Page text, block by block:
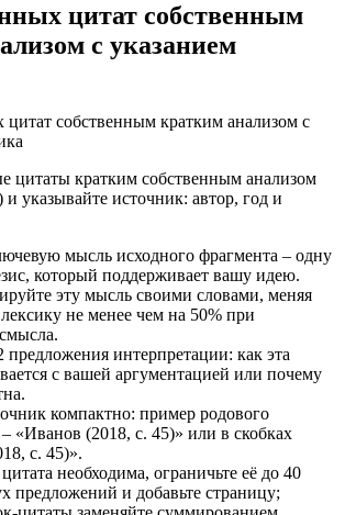
цитат собственным
с указанием
цитаты кратким собственным анализом
указывайте источник: автор, год и
мысль исходного фрагмента – одну
который поддерживает вашу идею.
эту мысль своими словами, меняя
не менее чем на 50% при
предложения интерпретации: как эта
с вашей аргументацией или почему
компактно: пример родового
«Иванов (2018, с. 45)» или в скобках
с. 45)».
необходима, ограничьте её до 40
предложений и добавьте страницу;